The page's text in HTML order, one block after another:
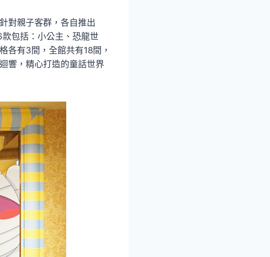
對親子客群，各自推出
包括：小公主、恐龍世
各有3間，全館共有18間，
響，精心打造的童話世界